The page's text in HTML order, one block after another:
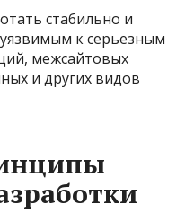
стабильно и
к серьезным
межсайтовых
и других видов